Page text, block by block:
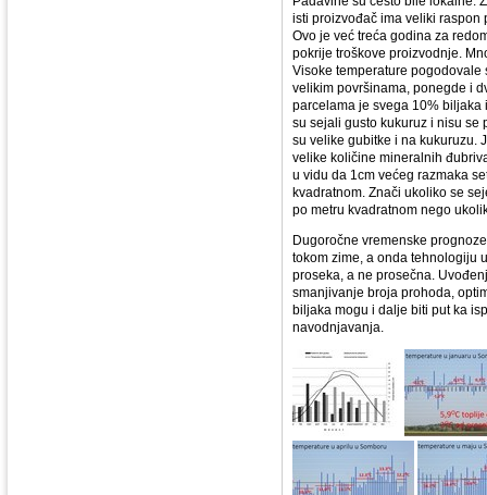
isti proizvođač ima veliki raspon
Ovo je već treća godina za
pokrije troškove proizvodnje.
Visoke temperature
velikim površinama, ponegde i
parcelama je svega 10% biljaka
su sejali gusto kukuruz i nisu
su velike gubitke i na kukuruzu.
velike količine mineralnih
u vidu da 1cm većeg razmaka
kvadratnom. Znači ukoliko se
po metru kvadratnom nego
Dugoročne vremenske
tokom zime, a onda tehnologiju
proseka, a ne prosečna.
smanjivanje broja prohoda,
biljaka mogu i dalje biti put ka
navodnjavanja.